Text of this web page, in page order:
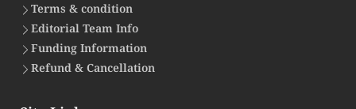
Terms & condition
Editorial Team Info
Funding Information
Refund & Cancellation